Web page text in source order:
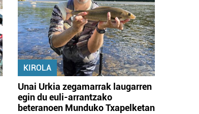
KIROLA
Unai Urkia zegamarrak laugarren
egin du euli-arrantzako
beteranoen Munduko Txapelketan